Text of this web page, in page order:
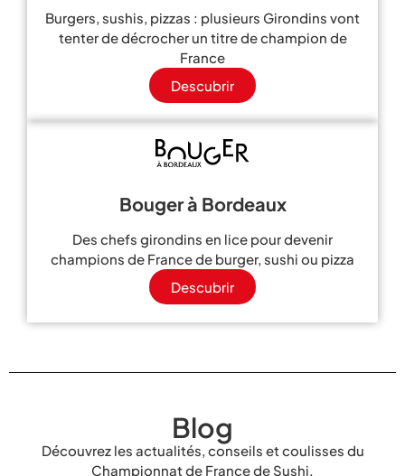
Burgers, sushis, pizzas : plusieurs Girondins vont
tenter de décrocher un titre de champion de
France
Descubrir
Bouger à Bordeaux
Des chefs girondins en lice pour devenir
champions de France de burger, sushi ou pizza
Descubrir
Blog
Découvrez les actualités, conseils et coulisses du
Championnat de France de Sushi.